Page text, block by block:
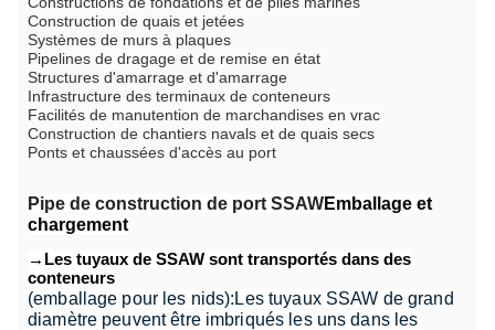
Construction de quais et jetées
Systèmes de murs à plaques
Pipelines de dragage et de remise en état
Structures d'amarrage et d'amarrage
Infrastructure des terminaux de conteneurs
Facilités de manutention de marchandises en vrac
Construction de chantiers navals et de quais secs
Ponts et chaussées d'accès au port
Pipe de construction de port SSAWEmballage et
chargement
→Les tuyaux de SSAW sont transportés dans des
conteneurs
(emballage pour les nids): Les tuyaux SSAW de grand
diamètre peuvent être imbriqués les uns dans les